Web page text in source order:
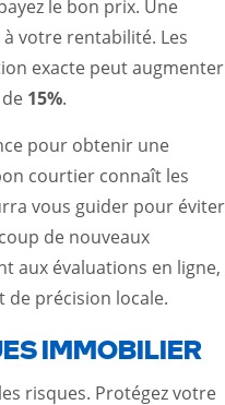
le bon prix. Une
votre rentabilité. Les
exacte peut augmenter
15%.
pour obtenir une
courtier connaît les
vous guider pour éviter
de nouveaux
aux évaluations en ligne,
de précision locale.
IMMOBILIER
risques. Protégez votre